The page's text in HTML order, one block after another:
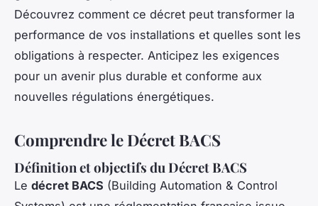
Découvrez comment ce décret peut transformer la
performance de vos installations et quelles sont les
obligations à respecter. Anticipez les exigences
pour un avenir plus durable et conforme aux
nouvelles régulations énergétiques.
Comprendre le Décret BACS
Définition et objectifs du Décret BACS
Le décret BACS (Building Automation & Control